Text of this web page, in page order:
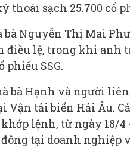
thoái sạch 25.700 cổ
bà Nguyễn Thị Mai
điều lệ, trong khi
phiếu SSG.
bà Hạnh và người
Vận tải biển Hải Âu.
lệnh, từ ngày 18/4
tại doanh nghiệp